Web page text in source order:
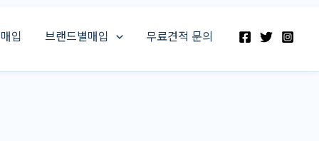
입 브랜드별매입 무료견적 문의